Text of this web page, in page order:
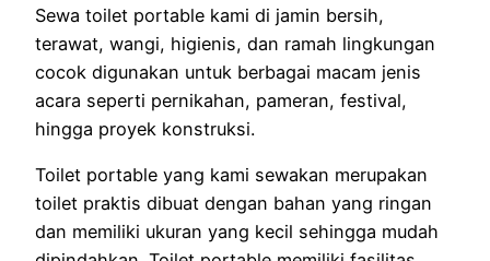
Sewa toilet portable kami di jamin bersih,
terawat, wangi, higienis, dan ramah lingkungan
cocok digunakan untuk berbagai macam jenis
acara seperti pernikahan, pameran, festival,
hingga proyek konstruksi.
Toilet portable yang kami sewakan merupakan
toilet praktis dibuat dengan bahan yang ringan
dan memiliki ukuran yang kecil sehingga mudah